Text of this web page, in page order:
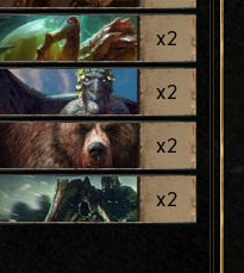
x2
x2
x2
x2